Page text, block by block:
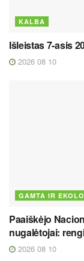
KALBA
Išleistas 7-asis
2026 08 10
GAMTA IR
Paaiškėjo
nugalėtojai:
2026 08 10